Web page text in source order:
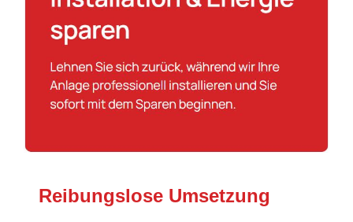
Reibungslose Umsetzung